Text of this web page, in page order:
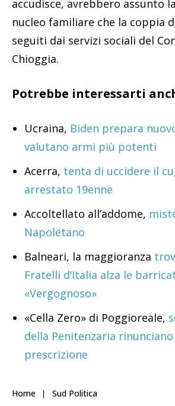
accudisce, avrebbero assunto
nucleo familiare che la coppia
seguiti dai servizi sociali del
Chioggia.
Potrebbe interessarti
Ucraina, Biden prepara
valutano armi più potenti
Acerra, tenta di uccidere il
arrestato 19enne
Accoltellato all’addome,
Napoletano
Balneari, la maggioranza
Fratelli d’Italia alza le
«Vergognoso»
«Cella Zero» di Poggioreale,
della Penitenzaria
prescrizione
Home Sud Politica